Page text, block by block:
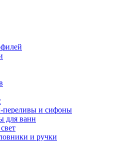
и сифоны
для ванн
и ручки